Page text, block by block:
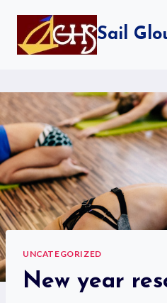
content
Sail
UNCATEGORIZED
New year